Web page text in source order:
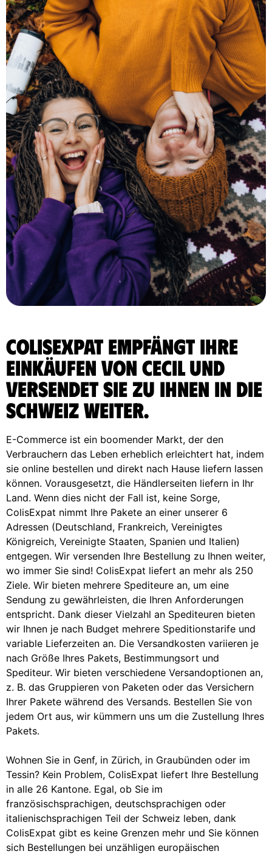
ColisExpat empfängt Ihre
Einkäufen von CECIL und
versendet sie zu Ihnen in die
Schweiz weiter.
E-Commerce ist ein boomender Markt, der den
Verbrauchern das Leben erheblich erleichtert hat, indem
sie online bestellen und direkt nach Hause liefern lassen
können. Vorausgesetzt, die Händlerseiten liefern in Ihr
Land. Wenn dies nicht der Fall ist, keine Sorge,
ColisExpat nimmt Ihre Pakete an einer unserer 6
Adressen (Deutschland, Frankreich, Vereinigtes
Königreich, Vereinigte Staaten, Spanien und Italien)
entgegen. Wir versenden Ihre Bestellung zu Ihnen weiter,
wo immer Sie sind! ColisExpat liefert an mehr als 250
Ziele. Wir bieten mehrere Spediteure an, um eine
Sendung zu gewährleisten, die Ihren Anforderungen
entspricht. Dank dieser Vielzahl an Spediteuren bieten
wir Ihnen je nach Budget mehrere Speditionstarife und
variable Lieferzeiten an. Die Versandkosten variieren je
nach Größe Ihres Pakets, Bestimmungsort und
Spediteur. Wir bieten verschiedene Versandoptionen an,
z. B. das Gruppieren von Paketen oder das Versichern
Ihrer Pakete während des Versands. Bestellen Sie von
jedem Ort aus, wir kümmern uns um die Zustellung Ihres
Pakets.
Wohnen Sie in Genf, in Zürich, in Graubünden oder im
Tessin? Kein Problem, ColisExpat liefert Ihre Bestellung
in alle 26 Kantone. Egal, ob Sie im
französischsprachigen, deutschsprachigen oder
italienischsprachigen Teil der Schweiz leben, dank
ColisExpat gibt es keine Grenzen mehr und Sie können
sich Bestellungen bei unzähligen europäischen